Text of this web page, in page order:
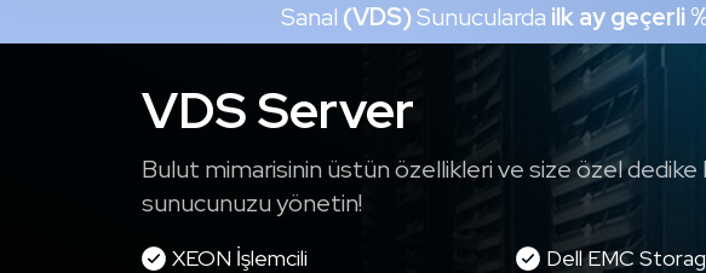
Sanal (VDS)Sunucularda ilk ay geçerli
VDS Server
Bulut mimarisinin üstün özellikleri ve size özel dedike
sunucunuzu yönetin!
XEON İşlemcili
Dell EMC